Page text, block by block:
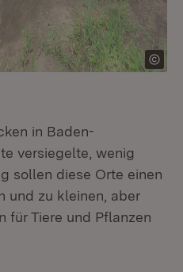
in Baden-
versiegelte, wenig
sollen diese Orte einen
und zu kleinen, aber
für Tiere und Pflanzen